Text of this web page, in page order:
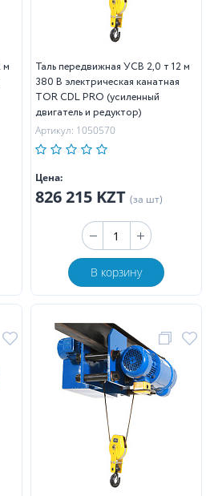
Таль передвижная УСВ 2,0 т 12 м
380 В электрическая канатная
TOR CDL PRO (усиленный
двигатель и редуктор)
Артикул: 1050570
Цена:
826 215 KZT (за шт)
В корзину